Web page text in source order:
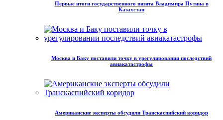
Первые итоги государственного визита Владимира Путина в
Казахстан
Москва и Баку поставили точку в урегулировании последствий
авиакатастрофы
Американские эксперты обсудили Транскаспийский коридор